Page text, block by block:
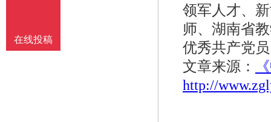
领军人才、
师、湖南省
优秀共产党
文章来源：
http://
在线投稿